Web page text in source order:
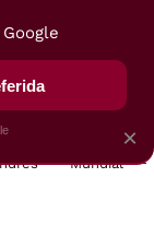
Mundial
×